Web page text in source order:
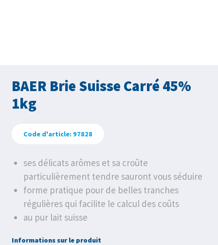
BAER Brie Suisse Carré 45%
1kg
Code d'article: 97828
ses délicats arômes et sa croûte
particulièrement tendre sauront vous séduire
forme pratique pour de belles tranches
régulières qui facilite le calcul des coûts
au pur lait suisse
Informations sur le produit